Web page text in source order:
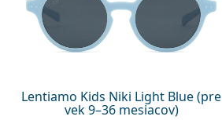
Lentiamo Kids Niki Light Blue (pre
vek 9–36 mesiacov)